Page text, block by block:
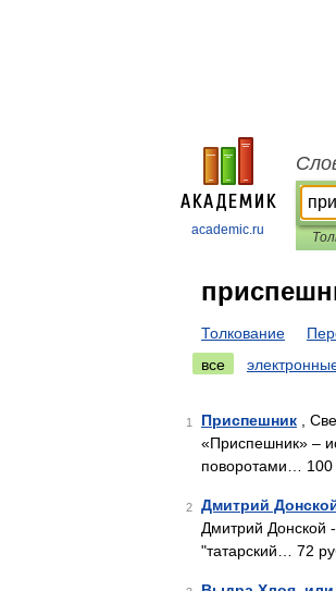
academic.ru
Толкование
все
1 Приспешник ,
«Приспешник» –
поворотами… 100
2 Дмитрий
Дмитрий Донской
"татарский… 72